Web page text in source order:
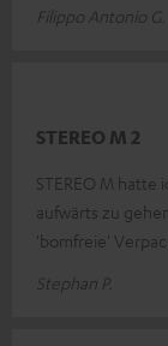
Filippo Antonio G.
STEREO M 2
STEREO M hatte
aufwärts zu
'bomfreie'
Stephan P.